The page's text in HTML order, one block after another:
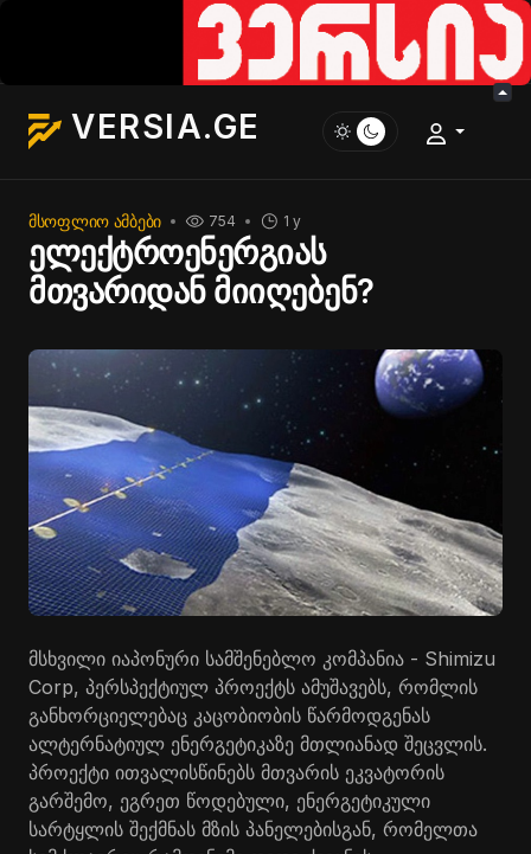
VERSIA.GE
ᲛᲡᲝᲤᲚᲘᲝ ᲐᲛᲑᲔᲑᲘ 1 y
754
ელექტროენერგიას
მთვარიდან მიიღებენ?
მსხვილი იაპონური სამშენებლო კომპანია - Shimizu
Corp, პერსპექტიულ პროექტს ამუშავებს, რომლის
განხორციელებაც კაცობიობის წარმოდგენას
ალტერნატიულ ენერგეტიკაზე მთლიანად შეცვლის.
პროექტი ითვალისწინებს მთვარის ეკვატორის
გარშემო, ეგრეთ წოდებული, ენერგეტიკული
სარტყლის შექმნას მზის პანელებისგან, რომელთა